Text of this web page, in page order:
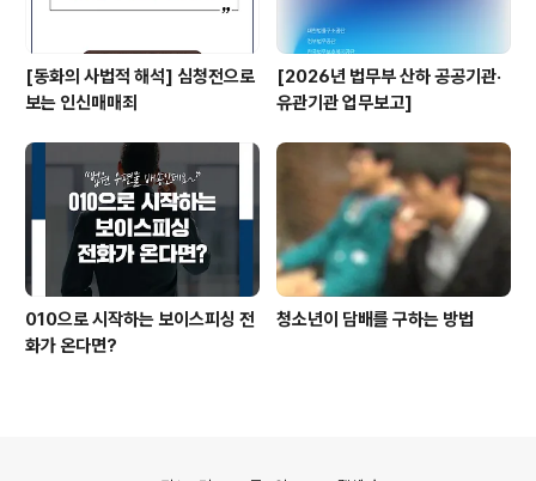
[동화의 사법적 해석] 심청전으로
보는 인신매매죄
[2026년 법무부 산하 공공기관·
유관기관 업무보고]
010으로 시작하는 보이스피싱 전
화가 온다면?
청소년이 담배를 구하는 방법